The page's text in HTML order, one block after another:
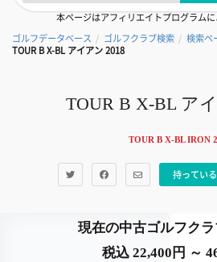
本ページはアフィリエイトプログラム
ゴルフデータベース / ゴルフクラブ検索 / 検索ペ
TOUR B X-BL アイアン 2018
TOUR B X-BL ア
TOUR B X-BL IRON
持っている
現在の中古ゴルフク
税込 22,400円 ～